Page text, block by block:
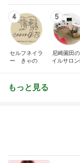
4
セルフネイラ
ー きゃの
5
尼崎園田
イルサロンi
もっと見る